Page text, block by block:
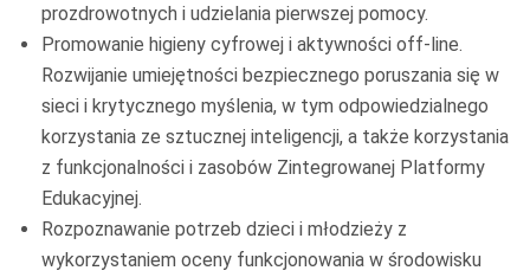
prozdrowotnych i udzielania pierwszej pomocy.
Promowanie higieny cyfrowej i aktywności off-line.
Rozwijanie umiejętności bezpiecznego poruszania się w
sieci i krytycznego myślenia, w tym odpowiedzialnego
korzystania ze sztucznej inteligencji, a także korzystania
z funkcjonalności i zasobów Zintegrowanej Platformy
Edukacyjnej.
Rozpoznawanie potrzeb dzieci i młodzieży z
wykorzystaniem oceny funkcjonowania w środowisku